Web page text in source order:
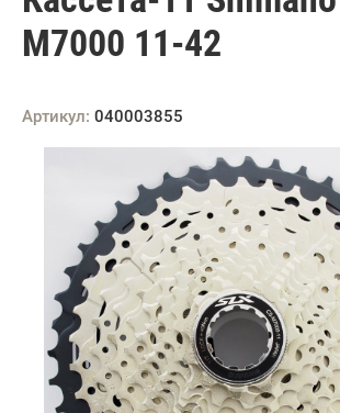
M7000 11-42
Артикул: 040003855